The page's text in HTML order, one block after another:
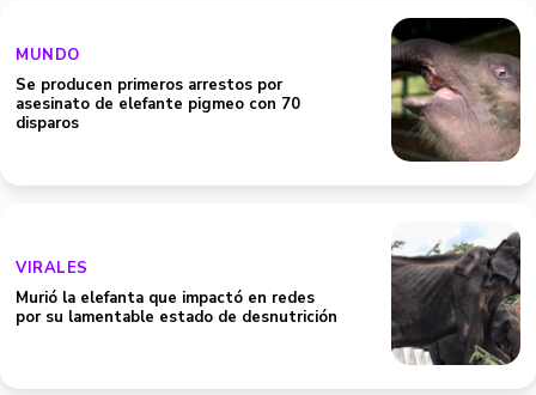
MUNDO
Se producen primeros arrestos por
asesinato de elefante pigmeo con 70
disparos
VIRALES
Murió la elefanta que impactó en redes
por su lamentable estado de desnutrición